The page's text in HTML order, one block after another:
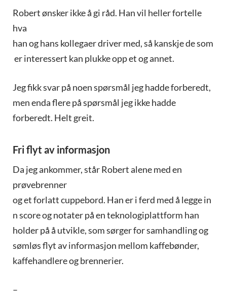
Robert ønsker ikke å gi råd. Han vil heller fortelle
hva
han og hans kollegaer driver med, så kanskje de som
er interessert kan plukke opp et og annet.
Jeg fikk svar på noen spørsmål jeg hadde forberedt,
men enda flere på spørsmål jeg ikke hadde
forberedt. Helt greit.
Fri flyt av informasjon
Da jeg ankommer, står Robert alene med en
prøvebrenner
og et forlatt cuppebord. Han er i ferd med å legge in
n score og notater på en teknologiplattform han
holder på å utvikle, som sørger for samhandling og
sømløs flyt av informasjon mellom kaffebønder,
kaffehandlere og brennerier.
–